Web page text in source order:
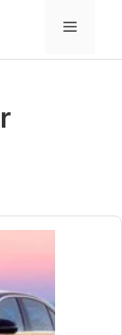
MENÜ